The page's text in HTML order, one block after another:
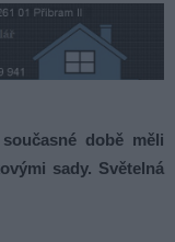
době měli
sady. Světelná